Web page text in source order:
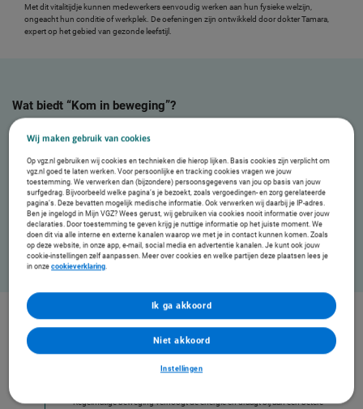
Met dit vitalitijdje kunnen medewerkers eenvoudig werken aan hun fysieke welzijn,
ongeacht hun conditie of werkplek. De oefeningen zijn ontwikkeld door dokter Tamara,
expert op het gebied van gezonde leefstijl.
Wat biedt “Kom in beweging”?
Dit Vitalitijdje is speciaal ontworpen om medewerkers te motiveren en te ondersteunen bij het
inbouwen van meer beweging in hun dagelijkse routine.
Bewegen tijdens de werkdag
Korte oefeningen om op een eenvoudige manier meer
beweging in te passen tijdens het werk.
Wat levert het op?
Door medewerkers de tools te bieden om meer te bewegen, bevorder je hun
Regelmatige beweging verhoogt de energie en draagt bij aan een betere
Wij maken gebruik van cookies
Op vgz.nl gebruiken wij cookies en technieken die hierop lijken. Basis cookies zijn verplicht om
vgz.nl goed te laten werken. Voor persoonlijke en tracking cookies vragen we jouw
toestemming. We verwerken dan (bijzondere) persoonsgegevens van jou op basis van jouw
surfgedrag. Bijvoorbeeld welke pagina’s je bezoekt, zoals vergoedingen- en zorg gerelateerde
pagina’s. Deze bevatten mogelijk medische informatie. Ook verwerken wij daarbij je IP-adres.
Ben je ingelogd in Mijn VGZ? Wees gerust, wij gebruiken via cookies nooit informatie over jouw
declaraties. Door toestemming te geven krijg je nuttige informatie op het juiste moment. We
doen dit via alle interne en externe kanalen waarop we met je in contact kunnen komen. Zoals
op deze website, in onze app, e-mail, social media en advertentie kanalen. Je kunt ook jouw
cookie-instellingen zelf aanpassen. Meer over cookies en welke partijen deze plaatsen lees je
in onzecookieverklaring
Instellingen
Niet akkoord
Ik ga akkoord